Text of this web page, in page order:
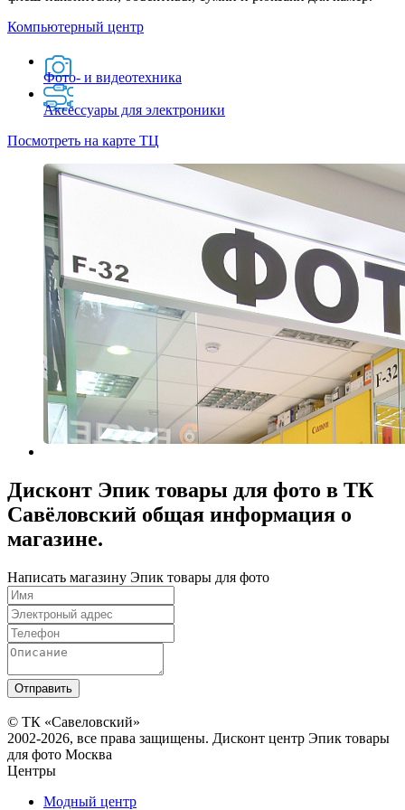
Компьютерный центр
Фото- и видеотехника
Аксессуары для электроники
Посмотреть на карте ТЦ
Дисконт Эпик товары для фото в ТК
Савёловский общая информация о
магазине.
Написать магазину Эпик товары для фото
© ТК «Савеловский»
2002-2026, все права защищены. Дисконт центр Эпик товары
для фото Москва
Центры
Модный центр